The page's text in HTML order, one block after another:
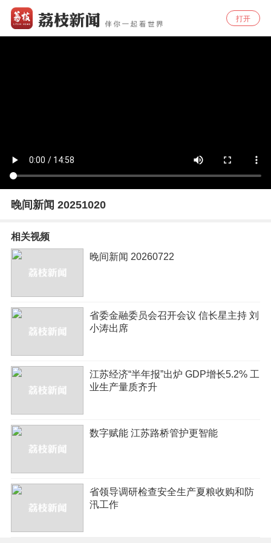
打开
晚间新闻 20251020
相关视频
晚间新闻 20260722
省委金融委员会召开会议 信长星主持 刘
小涛出席
江苏经济“半年报”出炉 GDP增长5.2% 工
业生产量质齐升
数字赋能 江苏路桥管护更智能
省领导调研检查安全生产夏粮收购和防
汛工作